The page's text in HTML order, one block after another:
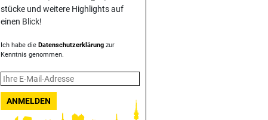
stücke und weitere Highlights auf
einen Blick!
Ich habe die Datenschutzerklärung zur
Kenntnis genommen.
ANMELDEN